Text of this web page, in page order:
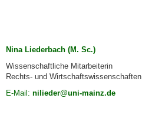
Nina Liederbach (M. Sc.)
Wissenschaftliche Mitarbeiterin
Rechts- und Wirtschaftswissenschaften
E-Mail: nilieder@uni-mainz.de